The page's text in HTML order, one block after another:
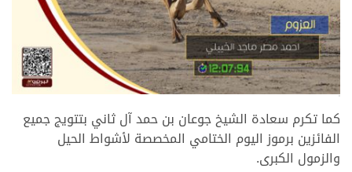
>
كما تكرم سعادة الشيخ جوعان بن حمد آل ثاني بتتويج جميع
الفائزين برموز اليوم الختامي المخصصة لأشواط الحيل
والزمول الكبرى.